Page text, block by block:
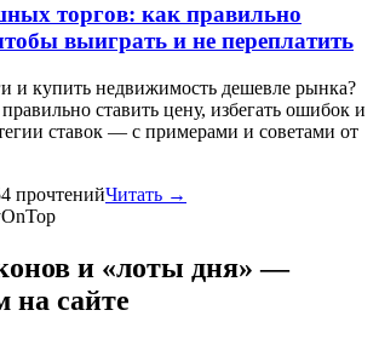
торгов: как правильно
выиграть и не переплатить
и купить недвижимость дешевле рынка?
ставить цену, избегать ошибок и
ставок — с примерами и советами от
прочтенийЧитать →
и «лоты дня» —
на сайте